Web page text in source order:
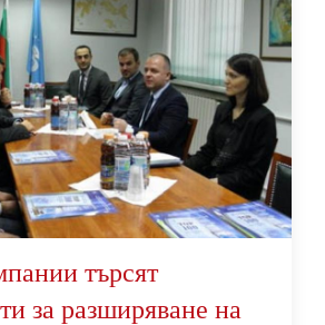
търсят
за разширяване на